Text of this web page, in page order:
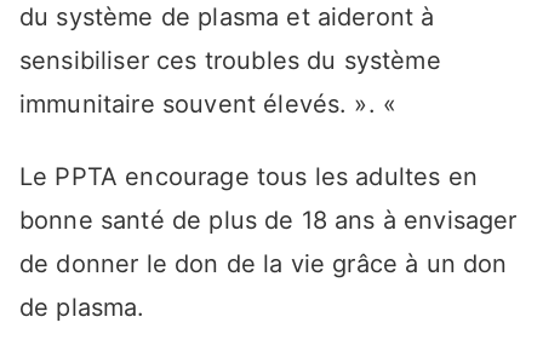
du système de plasma et aideront à
sensibiliser ces troubles du système
immunitaire souvent élevés. ». «
Le PPTA encourage tous les adultes en
bonne santé de plus de 18 ans à envisager
de donner le don de la vie grâce à un don
de plasma.